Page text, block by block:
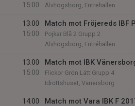
15:00
Älvhögsborg, Entrehallen
13:00
15:00
Match mot Fröjereds IBF
Pojkar Blå 2 Grupp 2
Älvhögsborg, Entréhallen
13:00
15:00
Match mot IBK
Flickor Grön Lätt Grupp 4
Idrottshuset, Vänersborg
14:00
Match mot Vara IBK F